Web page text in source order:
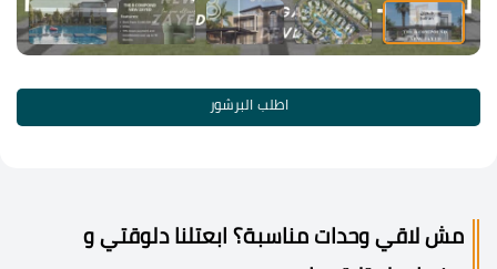
اطلب البرشور
مش لاقي وحدات مناسبة؟ ابعتلنا دلوقتي و